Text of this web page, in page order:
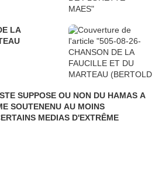
LA
SUPPOSE OU NON DU HAMAS A
SOUTENENU AU MOINS